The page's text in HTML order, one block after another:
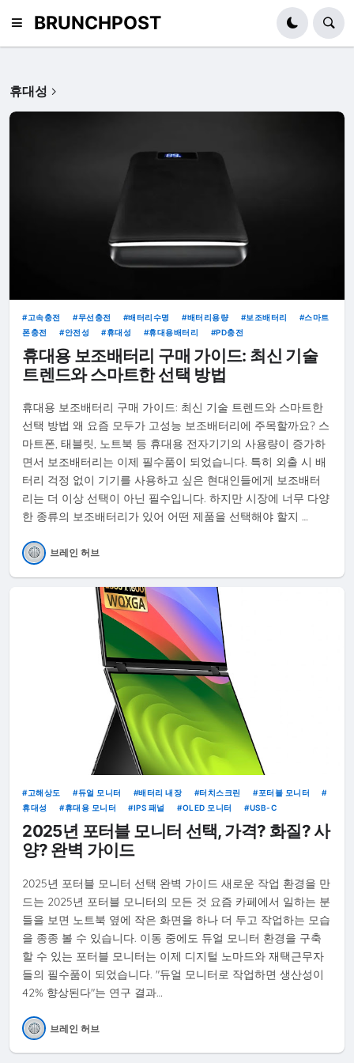
BRUNCHPOST
휴대성
고속충전 무선충전 배터리수명 배터리용량 보조배터리
스마트
폰충전
안전성 휴대성 휴대용배터리 PD충전
휴대용 보조배터리 구매 가이드: 최신 기술
트렌드와 스마트한 선택 방법
휴대용 보조배터리 구매 가이드: 최신 기술 트렌드와 스마트한
선택 방법 왜 요즘 모두가 고성능 보조배터리에 주목할까요? 스
마트폰, 태블릿, 노트북 등 휴대용 전자기기의 사용량이 증가하
면서 보조배터리는 이제 필수품이 되었습니다. 특히 외출 시 배
터리 걱정 없이 기기를 사용하고 싶은 현대인들에게 보조배터
리는 더 이상 선택이 아닌 필수입니다. 하지만 시장에 너무 다양
한 종류의 보조배터리가 있어 어떤 제품을 선택해야 할지 …
브레인 허브
고해상도 듀얼 모니터 배터리 내장 터치스크린
포터블 모니터
휴대성
휴대용 모니터 IPS 패널 OLED 모니터 USB-C
2025년 포터블 모니터 선택, 가격? 화질? 사
양? 완벽 가이드
2025년 포터블 모니터 선택 완벽 가이드 새로운 작업 환경을 만
드는 2025년 포터블 모니터의 모든 것 요즘 카페에서 일하는 분
들을 보면 노트북 옆에 작은 화면을 하나 더 두고 작업하는 모습
을 종종 볼 수 있습니다. 이동 중에도 듀얼 모니터 환경을 구축
할 수 있는 포터블 모니터는 이제 디지털 노마드와 재택근무자
들의 필수품이 되었습니다. "듀얼 모니터로 작업하면 생산성이
42% 향상된다"는 연구 결과…
브레인 허브